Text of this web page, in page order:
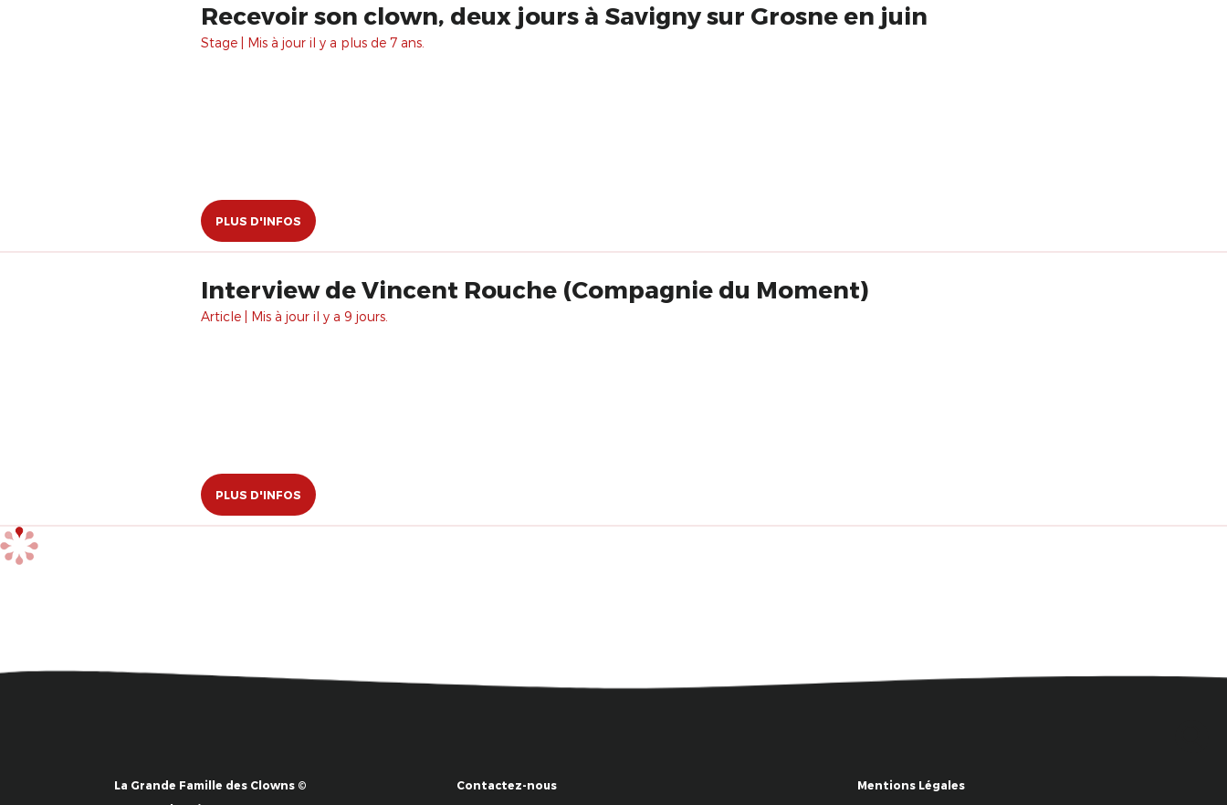
Recevoir son clown, deux jours à Savigny sur Grosne en juin
Stage | Mis à jour il y a plus de 7 ans.
PLUS D'INFOS
Interview de Vincent Rouche (Compagnie du Moment)
Article | Mis à jour il y a 9 jours.
PLUS D'INFOS
La Grande Famille des Clowns ©
Contactez-nous Mentions Légales